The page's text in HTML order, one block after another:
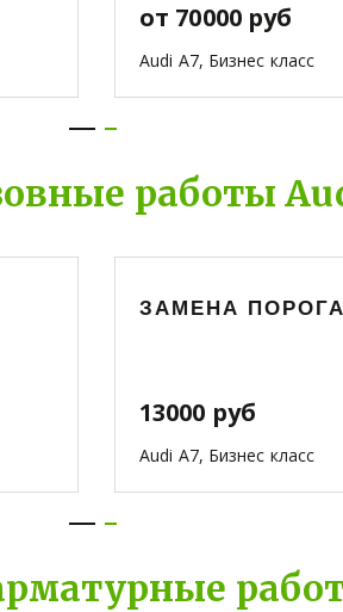
от 70000 руб
Audi A7, Бизнес класс
работы
ЗАМЕНА ПОРОГА
13000 руб
Audi A7, Бизнес класс